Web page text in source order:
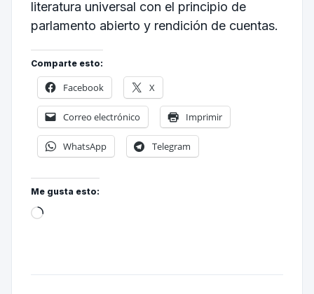
literatura universal con el principio de
parlamento abierto y rendición de cuentas.
Comparte esto:
Facebook X
Correo electrónico Imprimir
WhatsApp Telegram
Me gusta esto: